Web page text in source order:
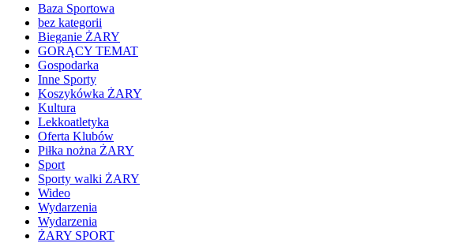
Baza Sportowa
bez kategorii
Bieganie ŻARY
GORĄCY TEMAT
Gospodarka
Inne Sporty
Koszykówka ŻARY
Kultura
Lekkoatletyka
Oferta Klubów
Piłka nożna ŻARY
Sport
Sporty walki ŻARY
Wideo
Wydarzenia
Wydarzenia
ŻARY SPORT